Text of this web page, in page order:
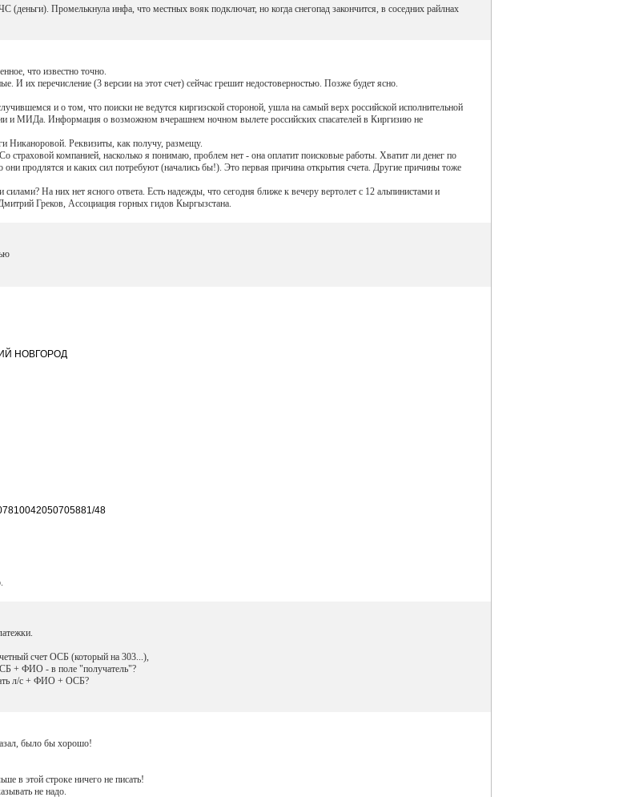
Промелькнула инфа, что местных вояк подключат, но когда снегопад закончится, в соседних райлнах
что известно точно.
И их перечисление (3 версии на этот счет) сейчас грешит недостоверностью. Позже будет ясно.
и о том, что поиски не ведутся киргизской стороной, ушла на самый верх российской исполнительной
и МИДа. Информация о возможном вчерашнем ночном вылете российских спасателей в Киргизию не
Никаноровой. Реквизиты, как получу, размещу.
страховой компанией, насколько я понимаю, проблем нет - она оплатит поисковые работы. Хватит ли денег по
они продлятся и каких сил потребуют (начались бы!). Это первая причина открытия счета. Другие причины тоже
силами? На них нет ясного ответа. Есть надежды, что сегодня ближе к вечеру вертолет с 12 альпинистами и
Греков, Ассоциация горных гидов Кыргызстана.
НОВГОРОД
48
счет ОСБ (который на 303...),
+ ФИО - в поле "получатель"?
л/с + ФИО + ОСБ?
было бы хорошо!
в этой строке ничего не писать!
не надо.